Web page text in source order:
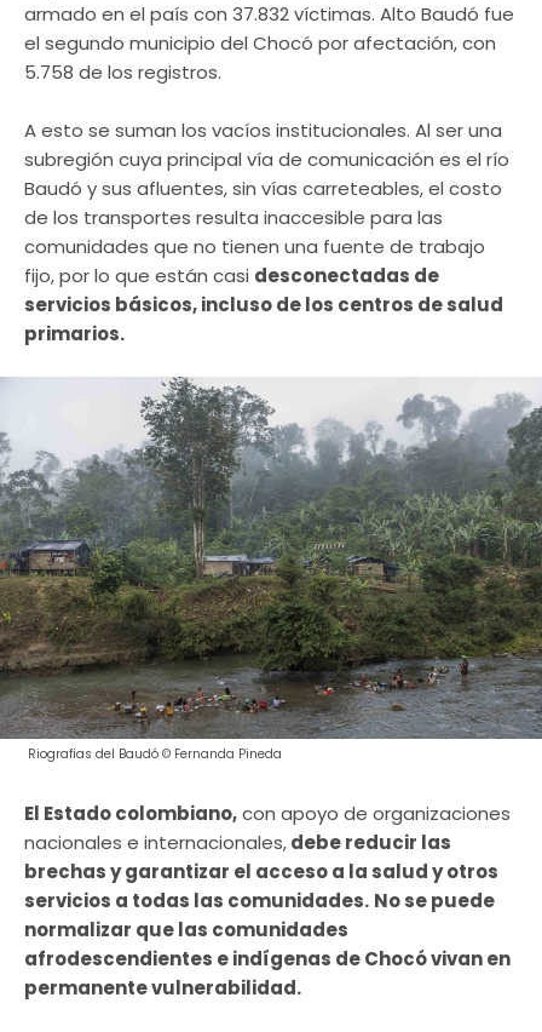
armado en el país con 37.832 víctimas. Alto Baudó fue
el segundo municipio del Chocó por afectación, con
5.758 de los registros.
A esto se suman los vacíos institucionales. Al ser una
subregión cuya principal vía de comunicación es el río
Baudó y sus afluentes, sin vías carreteables, el costo
de los transportes resulta inaccesible para las
comunidades que no tienen una fuente de trabajo
fijo, por lo que están casi desconectadas de
servicios básicos, incluso de los centros de salud
primarios.
Riografías del Baudó © Fernanda Pineda
El Estado colombiano,con apoyo de organizaciones
nacionales e internacionales,debe reducir las
brechas y garantizar el acceso a la salud y otros
servicios a todas las comunidades. No se puede
normalizar que las comunidades
afrodescendientes e indígenas de Chocó vivan en
permanente vulnerabilidad.